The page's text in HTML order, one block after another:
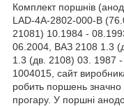
Комплект поршнів
LAD-4A-2802-000-B
21081) 10.1984 -
06.2004, ВАЗ 2108 1.3
1.3 (дв. 2108) 03. 1987 -
1004015, сайт
робить поршень значно
прогару. У поршні